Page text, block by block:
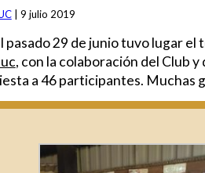
Actas e
Informes
Anuales
Calahonda en
Contactar
9 julio 2019
pasado 29 de junio tuvo lugar
, con la colaboración del Club
a 46 participantes. Muchas